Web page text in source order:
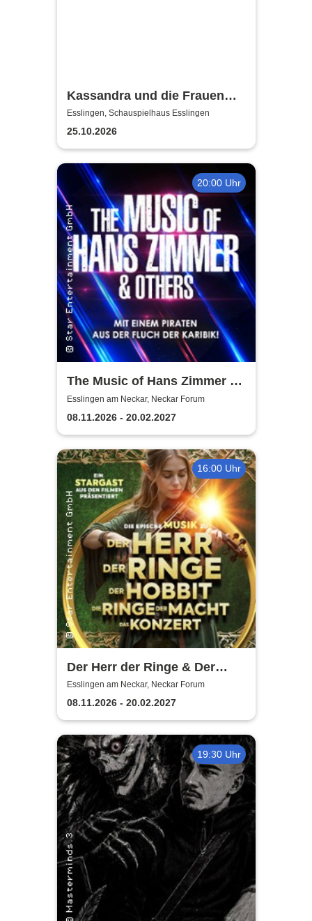
Kassandra und die Frauen
Trojas - Württembergische
Landesbühne Esslingen
Esslingen, Schauspielhaus Esslingen
25.10.2026
20:00 Uhr
The Music of Hans Zimmer &
Others - A Celebration of Film
Music
Esslingen am Neckar, Neckar Forum
08.11.2026 - 20.02.2027
16:00 Uhr
Der Herr der Ringe & Der
Hobbit
Esslingen am Neckar, Neckar Forum
08.11.2026 - 20.02.2027
19:30 Uhr